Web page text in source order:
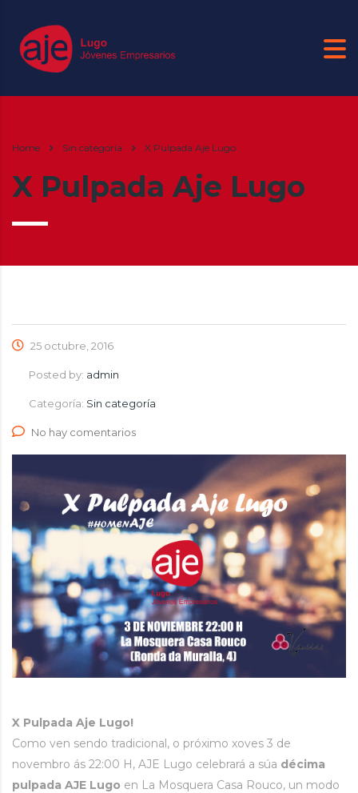
Home Sin categoría X Pulpada Aje Lugo
X Pulpada Aje Lugo
25 octubre, 2016
Posted by: admin
Categoría: Sin categoría
No hay comentarios
X Pulpada Aje Lugo!
Como ven sendo tradicional, o próximo xoves 3 de
novembro ás 22:00 H, AJE Lugo celebrará a súa décima
pulpada AJE Lugo en La Mosquera Casa Rouco, un modo